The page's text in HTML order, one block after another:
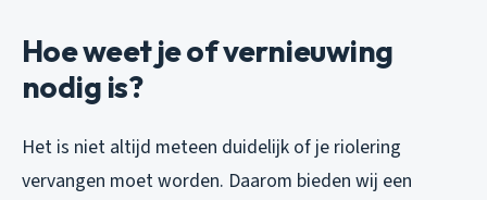
Hoe weet je of vernieuwing
nodig is?
Het is niet altijd meteen duidelijk of je riolering
vervangen moet worden. Daarom bieden wij een